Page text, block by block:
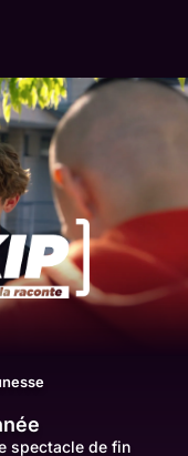
spectacle de fin